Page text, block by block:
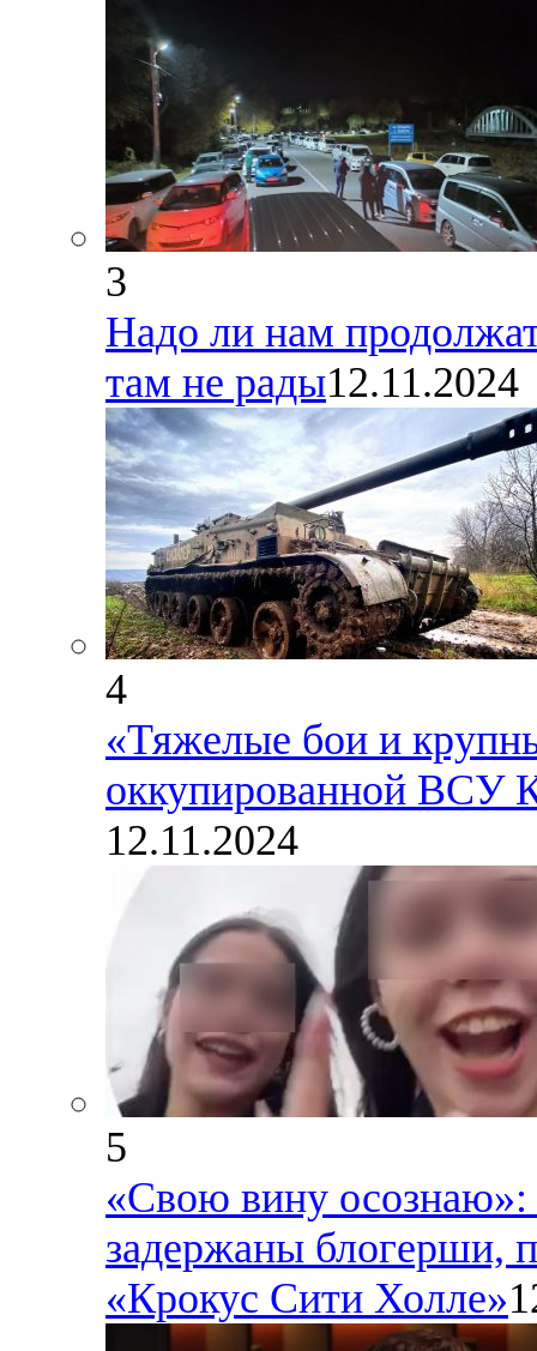
3
Надо ли нам
там не рады12.11.2024
4
«Тяжелые бои и
оккупированной ВСУ
12.11.2024
5
«Свою вину осознаю»:
задержаны блогерши,
«Крокус Сити Холле»